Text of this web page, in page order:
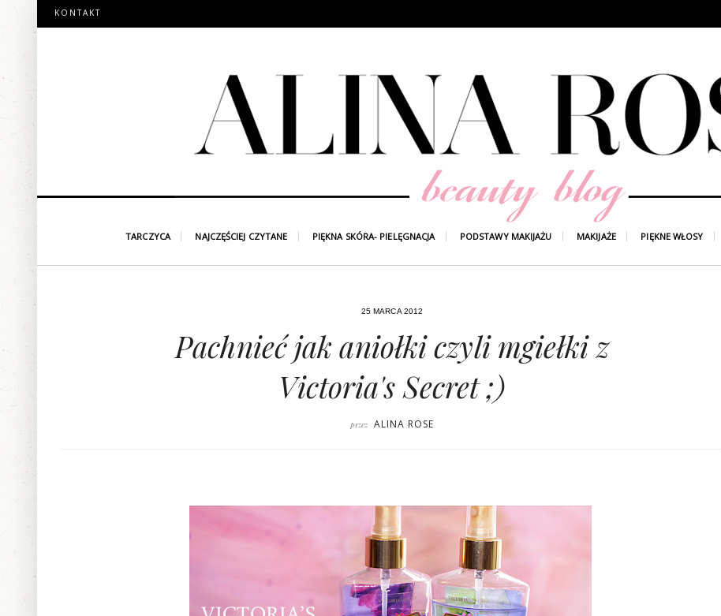
KONTAKT
TARCZYCA NAJCZĘŚCIEJ CZYTANE PIĘKNA SKÓRA- PIELĘGNACJA PODSTAWY MAKIJAŻU MAKIJAŻE PIĘKNE WŁOSY
25 MARCA 2012
Pachnieć jak aniołki czyli mgiełki z
Victoria's Secret ;)
przez ALINA ROSE